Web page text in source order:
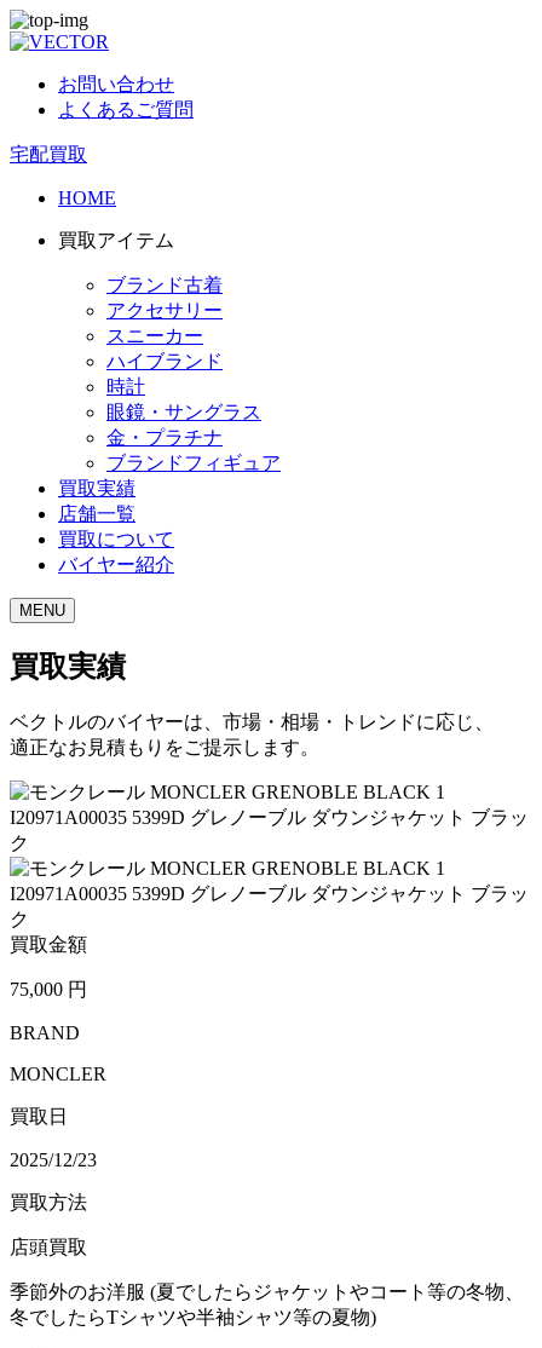
お問い合わせ
よくあるご質問
宅配買取
HOME
買取アイテム
ブランド古着
アクセサリー
スニーカー
ハイブランド
時計
眼鏡・サングラス
金・プラチナ
ブランドフィギュア
買取実績
店舗一覧
買取について
バイヤー紹介
MENU
買取実績
ベクトルのバイヤーは、市場・相場・トレンドに応じ、
適正なお見積もりをご提示します。
買取金額
75,000 円
BRAND
MONCLER
買取日
2025/12/23
買取方法
店頭買取
季節外のお洋服 (夏でしたらジャケットやコート等の冬物、
冬でしたらTシャツや半袖シャツ等の夏物)